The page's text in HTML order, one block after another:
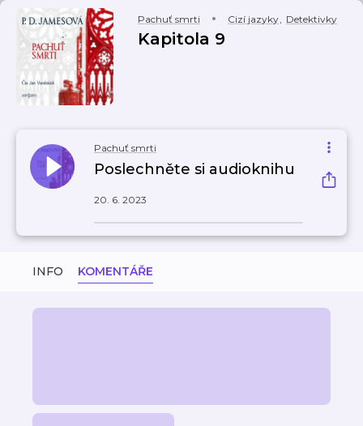
Pachuť smrti Cizí jazyky, Detektivky
Kapitola 9
Pachuť smrti
Poslechněte si audioknihu
20. 6. 2023
INFO KOMENTÁŘE